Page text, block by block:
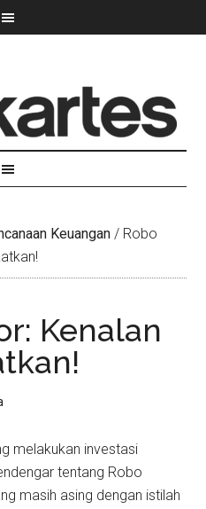
Keuangan / Robo
Kenalan
melakukan investasi
tentang Robo
masih asing dengan istilah